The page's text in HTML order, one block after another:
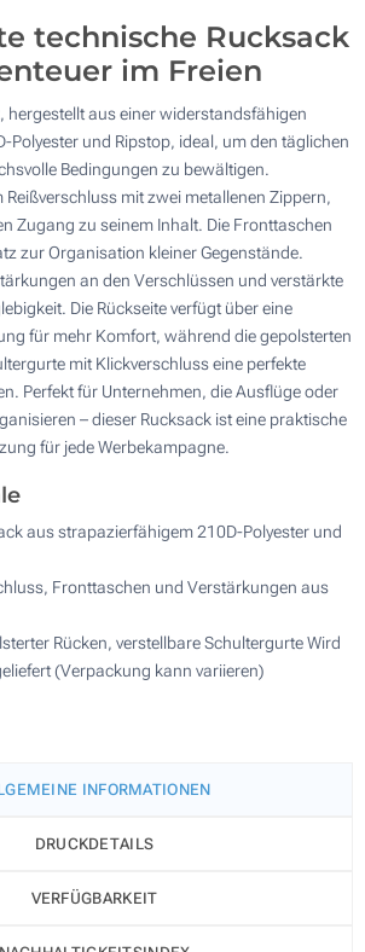
technische Rucksack
im Freien
hergestellt aus einer widerstandsfähigen
Polyester und Ripstop, ideal, um den täglichen
Bedingungen zu bewältigen.
mit zwei metallenen Zippern,
Zugang zu seinem Inhalt. Die Fronttaschen
zur Organisation kleiner Gegenstände.
an den Verschlüssen und verstärkte
Die Rückseite verfügt über eine
für mehr Komfort, während die gepolsterten
mit Klickverschluss eine perfekte
Perfekt für Unternehmen, die Ausflüge oder
– dieser Rucksack ist eine praktische
für jede Werbekampagne.
aus strapazierfähigem 210D-Polyester und
Fronttaschen und Verstärkungen aus
Rücken, verstellbare Schultergurte Wird
(Verpackung kann variieren)
INFORMATIONEN
DRUCKDETAILS
VERFÜGBARKEIT